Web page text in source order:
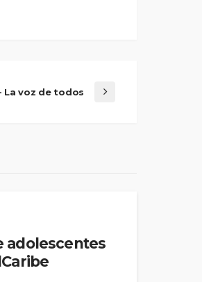
La voz de todos
adolescentes